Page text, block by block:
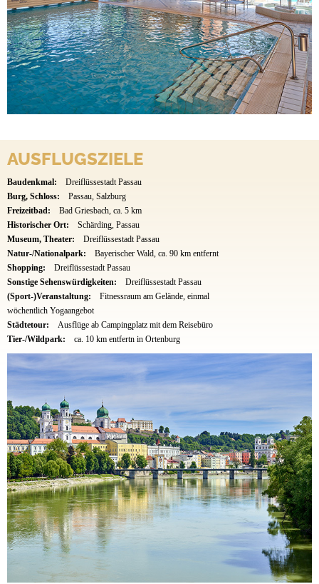
AUSFLUGSZIELE
Baudenkmal:
Dreiflüssestadt Passau
Burg, Schloss:
Passau, Salzburg
Freizeitbad:
Bad Griesbach, ca. 5 km
Historischer Ort:
Schärding, Passau
Museum, Theater:
Dreiflüssestadt Passau
Natur-/Nationalpark:
Bayerischer Wald, ca. 90 km entfernt
Shopping:
Dreiflüssestadt Passau
Sonstige Sehenswürdigkeiten:
Dreiflüssestadt Passau
(Sport-)Veranstaltung:
Fitnessraum am Gelände, einmal
wöchentlich Yogaangebot
Städtetour:
Ausflüge ab Campingplatz mit dem Reisebüro
Tier-/Wildpark:
ca. 10 km entfertn in Ortenburg